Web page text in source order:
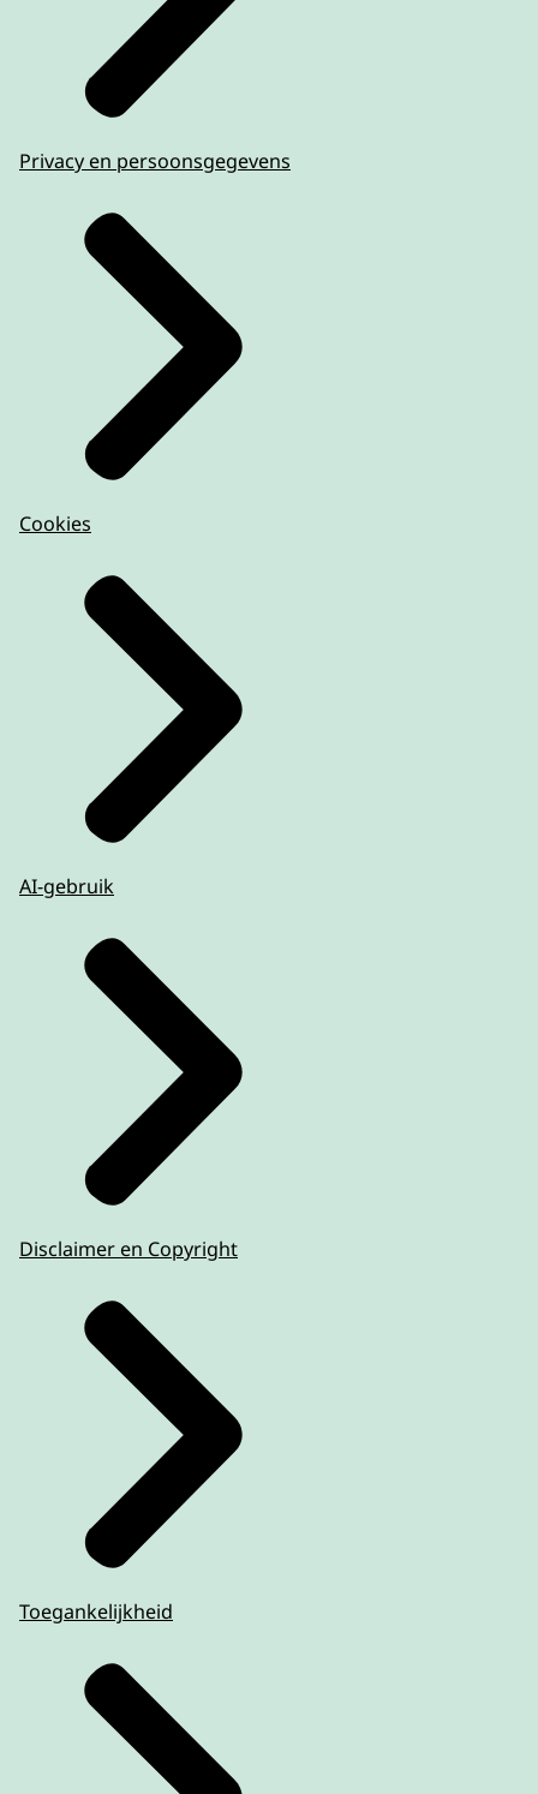
Privacy en persoonsgegevens
Cookies
AI-gebruik
Disclaimer en Copyright
Toegankelijkheid